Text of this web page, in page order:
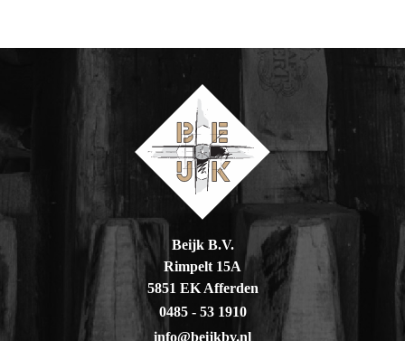
Beijk B.V.
Rimpelt 15A
5851 EK Afferden
0485 - 53 1910
info@beijkbv.nl